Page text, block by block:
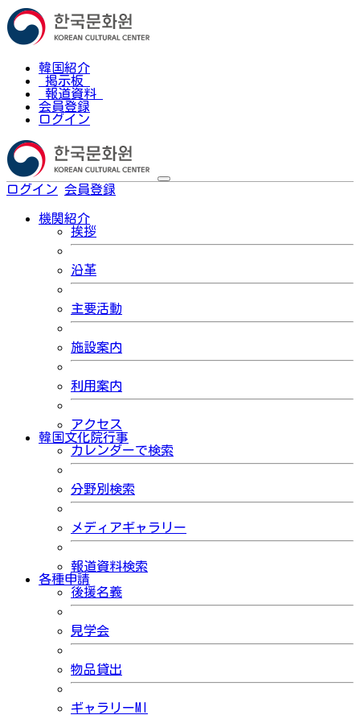
韓国紹介
掲示板
報道資料
会員登録
ログイン
ログイン 会員登録
機関紹介
挨拶
沿革
主要活動
施設案内
利用案内
アクセス
韓国文化院行事
カレンダーで検索
分野別検索
メディアギャラリー
報道資料検索
各種申請
後援名義
見学会
物品貸出
ギャラリーMI